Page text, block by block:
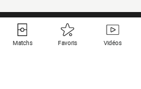
Matchs Favoris Vidéos